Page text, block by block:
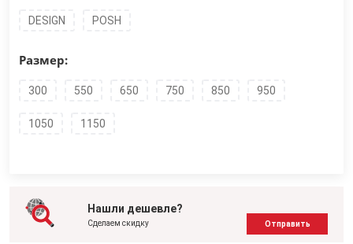
DESIGN POSH
Размер:
300 550 650 750 850 950
1050 1150
Нашли дешевле?
Сделаем скидку Отправить